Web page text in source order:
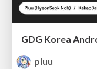
pluu